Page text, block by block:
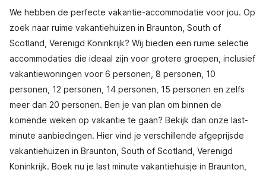
We hebben de perfecte vakantie-accommodatie voor jou. Op
zoek naar ruime vakantiehuizen in Braunton, South of
Scotland, Verenigd Koninkrijk? Wij bieden een ruime selectie
accommodaties die ideaal zijn voor grotere groepen, inclusief
vakantiewoningen voor 6 personen, 8 personen, 10
personen, 12 personen, 14 personen, 15 personen en zelfs
meer dan 20 personen. Ben je van plan om binnen de
komende weken op vakantie te gaan? Bekijk dan onze last-
minute aanbiedingen. Hier vind je verschillende afgeprijsde
vakantiehuizen in Braunton, South of Scotland, Verenigd
Koninkrijk. Boek nu je last minute vakantiehuisje in Braunton,